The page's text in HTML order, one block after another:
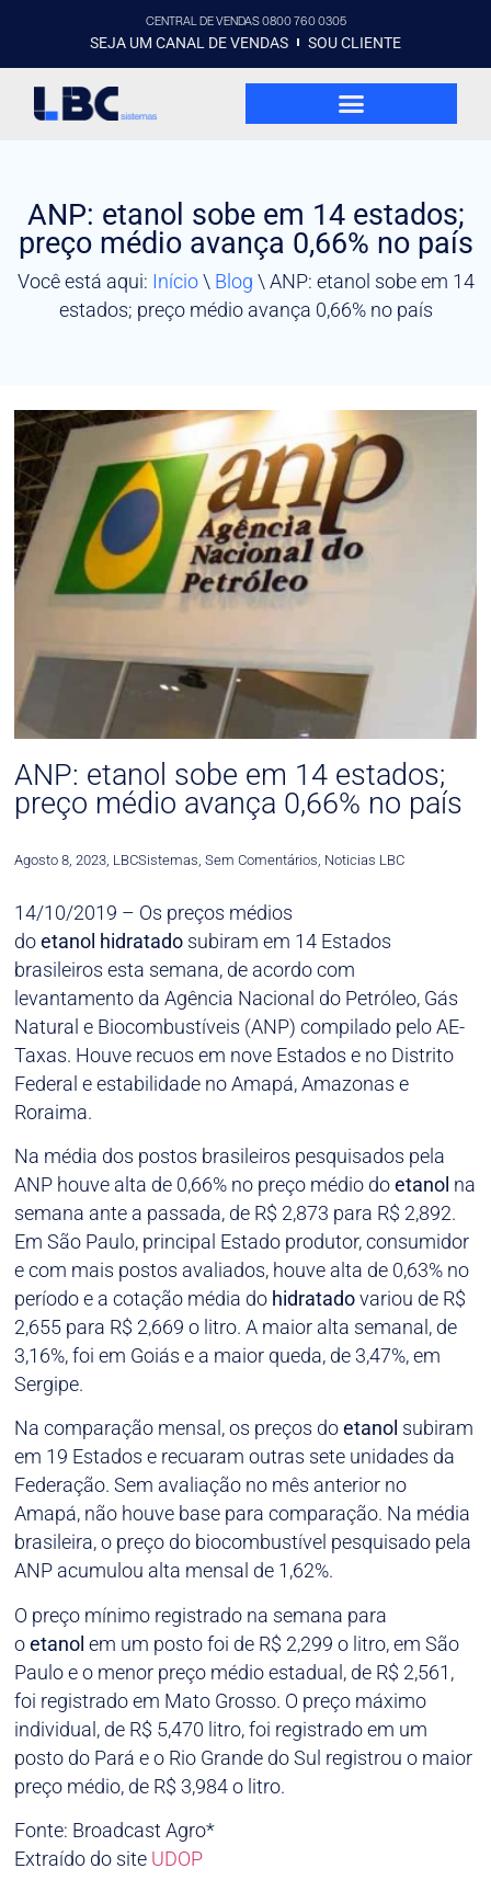
CENTRAL DE VENDAS 0800 760 0305
SEJA UM CANAL DE VENDAS SOU CLIENTE
ANP: etanol sobe em 14 estados;
preço médio avança 0,66% no país
Você está aqui: Início\ Blog \ ANP: etanol sobe em 14
estados; preço médio avança 0,66% no país
ANP: etanol sobe em 14 estados;
preço médio avança 0,66% no país
Agosto 8, 2023, LBCSistemas, Sem Comentários, Noticias LBC
14/10/2019 – Os preços médios
doetanol hidratado subiram em 14 Estados
brasileiros esta semana, de acordo com
levantamento da Agência Nacional do Petróleo, Gás
Natural e Biocombustíveis (ANP) compilado pelo AE-
Taxas. Houve recuos em nove Estados e no Distrito
Federal e estabilidade no Amapá, Amazonas e
Roraima.
Na média dos postos brasileiros pesquisados pela
ANP houve alta de 0,66% no preço médio doetanol na
semana ante a passada, de R$ 2,873 para R$ 2,892.
Em São Paulo, principal Estado produtor, consumidor
e com mais postos avaliados, houve alta de 0,63% no
período e a cotação média do hidratadovariou de R$
2,655 para R$ 2,669 o litro. A maior alta semanal, de
3,16%, foi em Goiás e a maior queda, de 3,47%, em
Sergipe.
Na comparação mensal, os preços doetanol subiram
em 19 Estados e recuaram outras sete unidades da
Federação. Sem avaliação no mês anterior no
Amapá, não houve base para comparação. Na média
brasileira, o preço do biocombustível pesquisado pela
ANP acumulou alta mensal de 1,62%.
O preço mínimo registrado na semana para
oetanol em um posto foi de R$ 2,299 o litro, em São
Paulo e o menor preço médio estadual, de R$ 2,561,
foi registrado em Mato Grosso. O preço máximo
individual, de R$ 5,470 litro, foi registrado em um
posto do Pará e o Rio Grande do Sul registrou o maior
preço médio, de R$ 3,984 o litro.
Fonte: Broadcast Agro*
Extraído do site UDOP